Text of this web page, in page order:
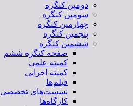
دومین کنگره
سومین کنگره
چهارمین کنگره
پنجمین کنگره
ششمین کنگره
صفحه کنگره ششم
کمیته علمی
کمیته اجرایی
فیلم‌ها
نشست‌های تخصصی
کارگاه‌ها